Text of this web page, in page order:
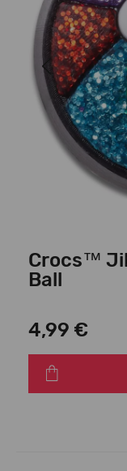
Previous
Crocs™
Ball
4,99 €